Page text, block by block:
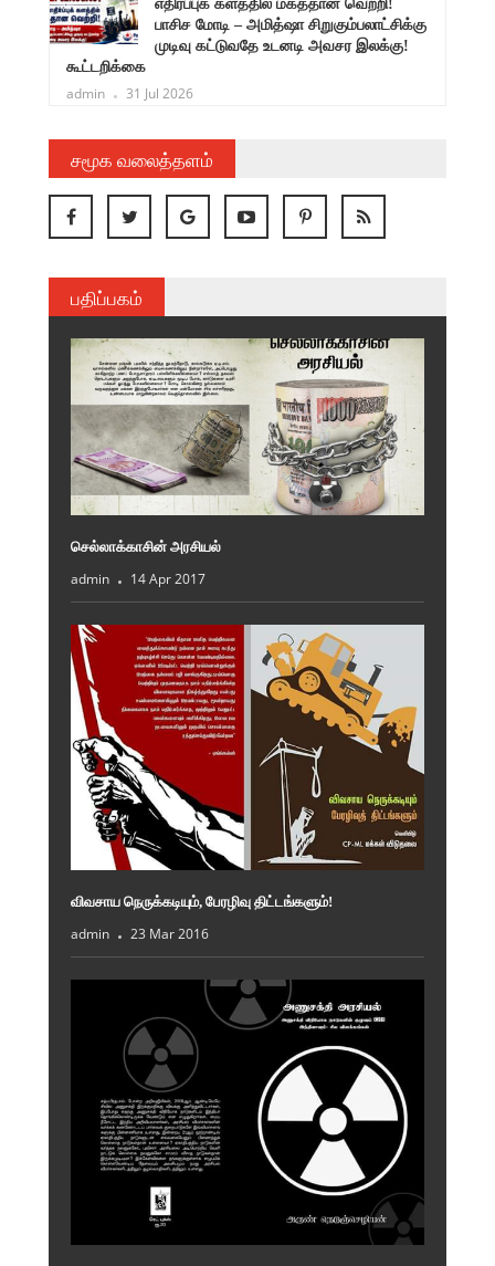
எதிர்ப்புக் களத்தில் மகத்தான வெற்றி!
பாசிச மோடி – அமித்ஷா சிறுகும்பலாட்சிக்கு
முடிவு கட்டுவதே உடனடி அவசர இலக்கு!
கூட்டறிக்கை
admin 31 Jul 2026
சமூக வலைத்தளம்
பதிப்பகம்
செல்லாக்காசின் அரசியல்
admin 14 Apr 2017
விவசாய நெருக்கடியும், பேரழிவு திட்டங்களும்!
admin 23 Mar 2016